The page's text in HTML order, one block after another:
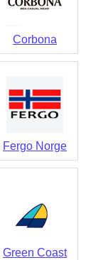
Corbona
Fergo Norge
Green Coast